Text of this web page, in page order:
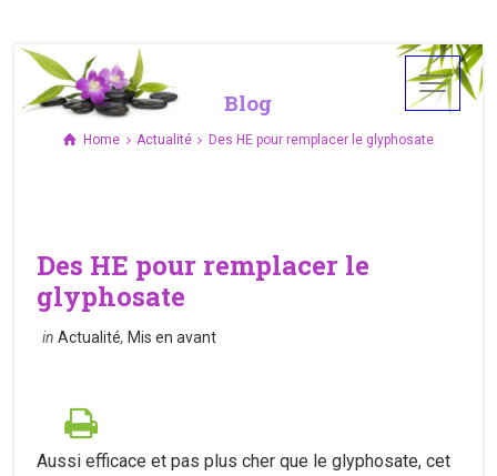
Blog
Home Actualité Des HE pour remplacer le glyphosate
Des HE pour remplacer le
glyphosate
inActualité, Mis en avant
Aussi efficace et pas plus cher que le glyphosate, cet